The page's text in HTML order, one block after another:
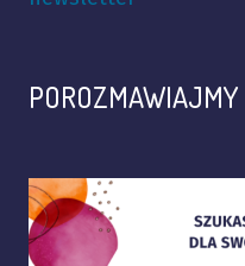
POROZMAWIAJMY